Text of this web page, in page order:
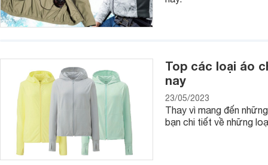
Về màu sắc
sự đơn giản, giản dị, nhưng vẫn sang trọng, lịch lãm. Các
chọn nhiều hơn cả, chẳng hạn như: xám, đen, rêu, nâu,...
Về chất liệu
Đa phần phái mạnh không có sở thích sưu tầm như các
liệu và độ bền của sản phẩm nhiều hơn cả. Những chiếc
trong, khả năng chống thấm, chống bụi bẩn tốt. Các chất
Top các loại áo
nay
23/05/2023
Thay vì mang đến
bạn chi tiết về những